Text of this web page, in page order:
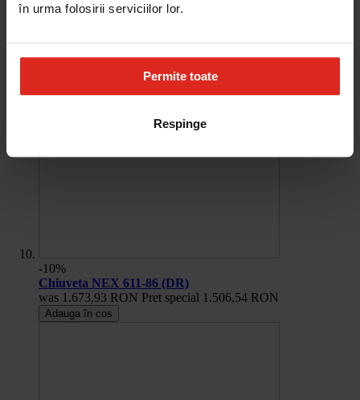
în urma folosirii serviciilor lor.
Permite toate
Respinge
Adauga în cos
-10%
Chiuveta NEX 611-86 (DR)
was 1.673,93 RON Pret special 1.506,54 RON
Adauga în cos